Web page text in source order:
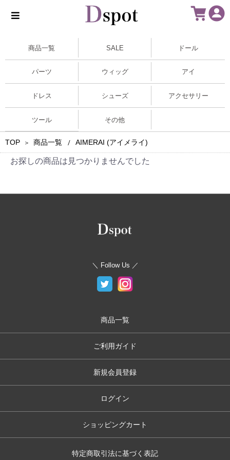
商品一覧 SALE ドール
パーツ ウィッグ アイ
ドレス シューズ アクセサリー
ツール その他
TOP ＞ 商品一覧 / AIMERAI (アイメライ)
お探しの商品は見つかりませんでした
＼ Follow Us ／
商品一覧
ご利用ガイド
新規会員登録
ログイン
ショッピングカート
特定商取引法に基づく表記